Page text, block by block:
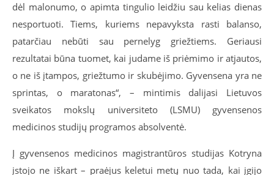
dėl malonumo, o apimta tingulio leidžiu sau kelias dienas
nesportuoti. Tiems, kuriems nepavyksta rasti balanso,
patarčiau nebūti sau pernelyg griežtiems. Geriausi
rezultatai būna tuomet, kai judame iš priėmimo ir atjautos,
o ne iš įtampos, griežtumo ir skubėjimo. Gyvensena yra ne
sprintas, o maratonas“, – mintimis dalijasi Lietuvos
sveikatos mokslų universiteto (LSMU) gyvensenos
medicinos studijų programos absolventė.
Į gyvensenos medicinos magistrantūros studijas Kotryna
įstojo ne iškart – praėjus keletui metų nuo tada, kai įgijo